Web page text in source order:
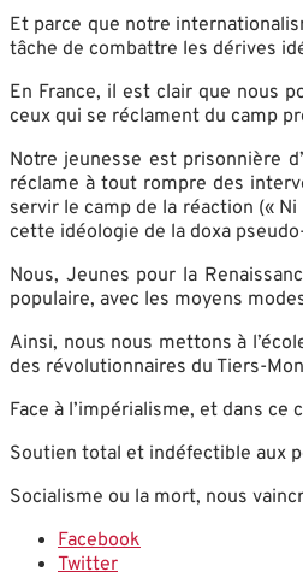
Et parce que notre
tâche de combattre les dérives
En France, il est clair que nous
ceux qui se réclament du camp
Notre jeunesse est prisonnière
réclame à tout rompre des
servir le camp de la réaction («
cette idéologie de la doxa
Nous, Jeunes pour la
populaire, avec les moyens
Ainsi, nous nous mettons à
des révolutionnaires du Tiers-
Face à l’impérialisme, et dans
Soutien total et indéfectible aux
Socialisme ou la mort, nous
Facebook
Twitter